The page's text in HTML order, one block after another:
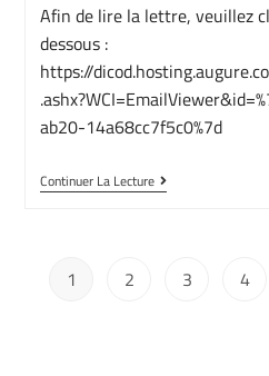
Afin de lire la lettre, veuillez
dessous :
https://
ab20-14a68cc7f5c0%7d
Continuer La Lecture
1 2 3 4